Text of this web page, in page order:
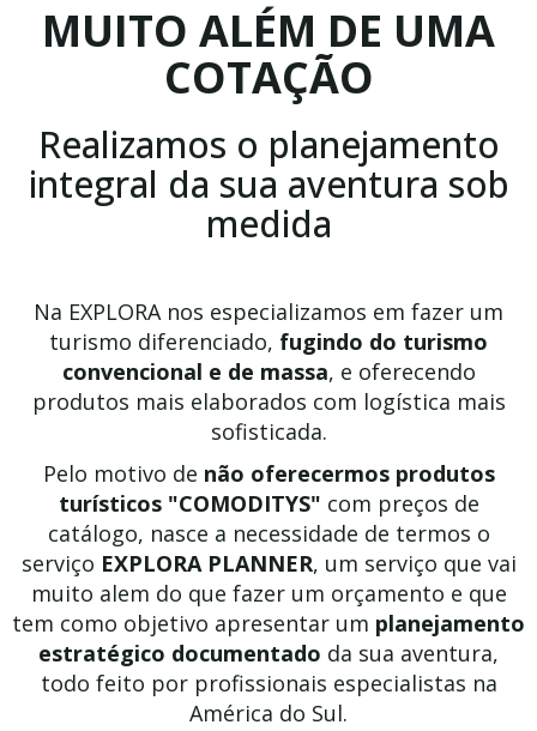
MUITO ALÉM DE UMA
COTAÇÃO
Realizamos o planejamento
integral da sua aventura sob
medida
Na EXPLORA nos especializamos em fazer um
turismo diferenciado, fugindo do turismo
convencional e de massa, e oferecendo
produtos mais elaborados com logística mais
sofisticada.
Pelo motivo de não oferecermos produtos
turísticos "COMODITYS" com preços de
catálogo, nasce a necessidade de termos o
serviço EXPLORA PLANNER, um serviço que vai
muito alem do que fazer um orçamento e que
tem como objetivo apresentar um planejamento
estratégico documentado da sua aventura,
todo feito por profissionais especialistas na
América do Sul.